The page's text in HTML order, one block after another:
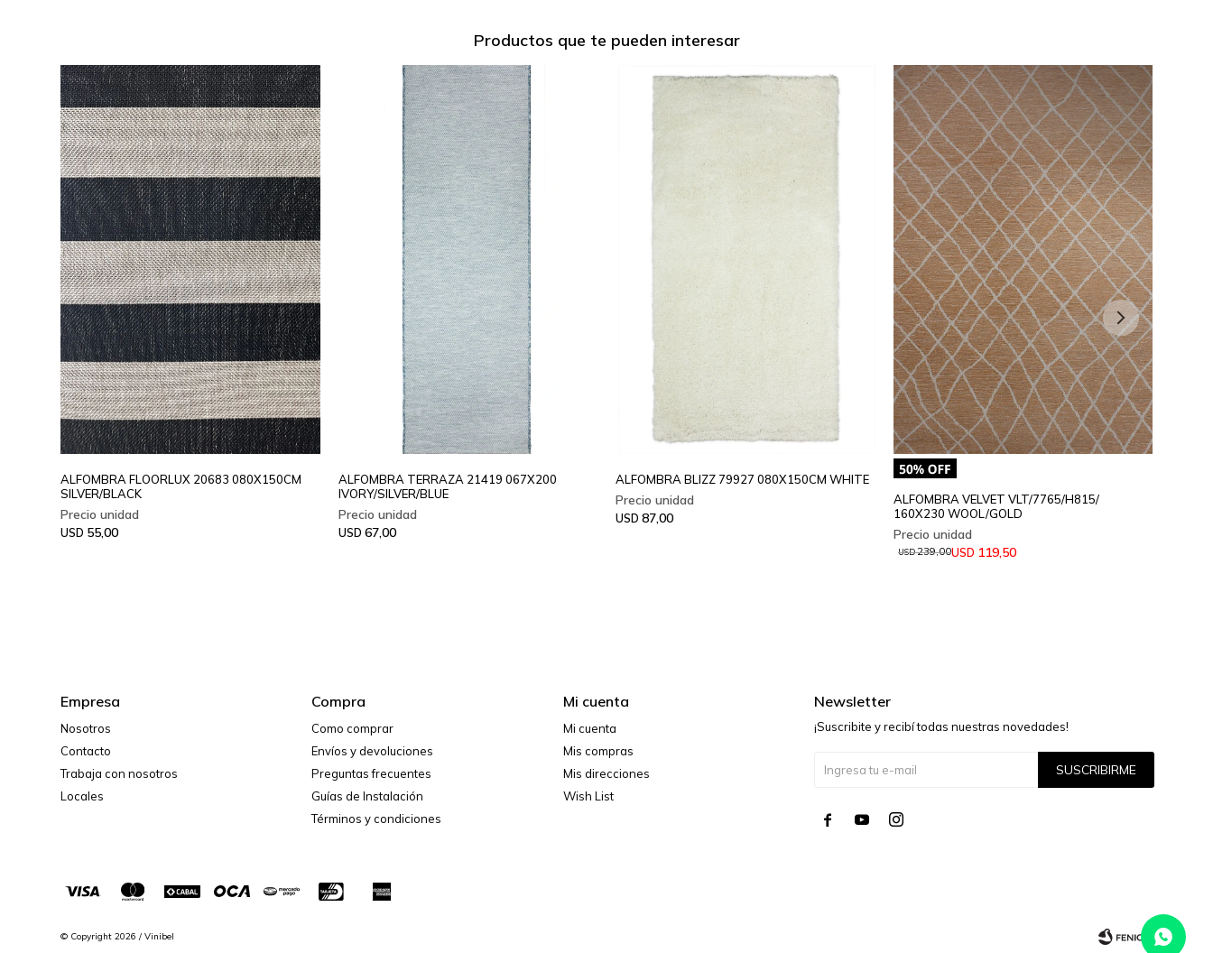
Productos que te pueden interesar
ALFOMBRA FLOORLUX 20683 080X150CM
SILVER/BLACK
USD 55,00
ALFOMBRA TERRAZA 21419 067X200
IVORY/SILVER/BLUE
USD 67,00
ALFOMBRA BLIZZ 79927 080X150CM WHITE
USD 87,00
ALFOMBRA VELVET VLT/7765/H815/
160X230 WOOL/GOLD
USD 119,50
USD239,00
Empresa
Nosotros
Contacto
Trabaja con nosotros
Locales
Compra
Como comprar
Envíos y devoluciones
Preguntas frecuentes
Guías de Instalación
Términos y condiciones
Mi cuenta
Mi cuenta
Mis compras
Mis direcciones
Wish List
Newsletter
¡Suscribite y recibí todas nuestras novedades!
SUSCRIBIRME
  
© Copyright 2026 / Vinibel